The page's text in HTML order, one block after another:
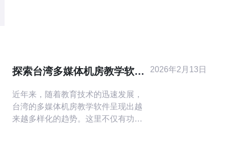
司，帮助您找到最适合的选择。 首
先，了解什么是高防服务器是非常必
要的。高防服务器通常指的是
探索台湾多媒体机房教学软件
近年来，随着教育技术的迅速发展，
台湾的多媒体机房教学软件呈现出越
来越多样化的趋势。这里不仅有功能
2026年2月13日